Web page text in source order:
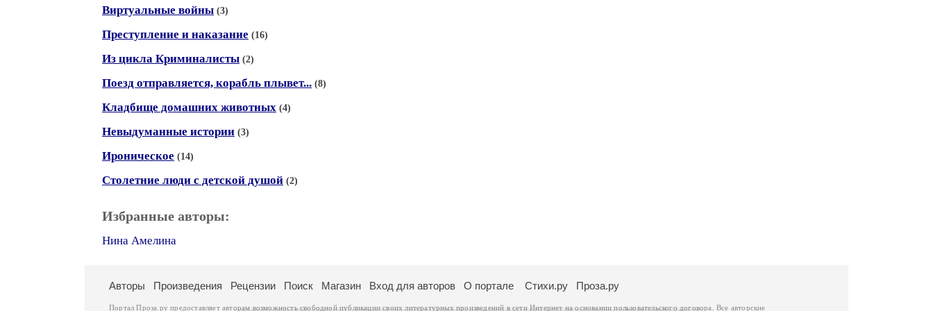
Виртуальные войны (3)
Преступление и наказание (16)
Из цикла Криминалисты (2)
Поезд отправляется, корабль плывет... (8)
Кладбище домашних животных (4)
Невыдуманные истории (3)
Ироническое (14)
Столетние люди с детской душой (2)
Избранные авторы:
Нина Амелина
Авторы Произведения Рецензии Поиск Магазин Вход для авторов О портале Стихи.ру Проза.ру
Портал Проза.ру предоставляет авторам возможность свободной публикации своих литературных произведений в сети Интернет на основаниипользовательского договора . Все авторские